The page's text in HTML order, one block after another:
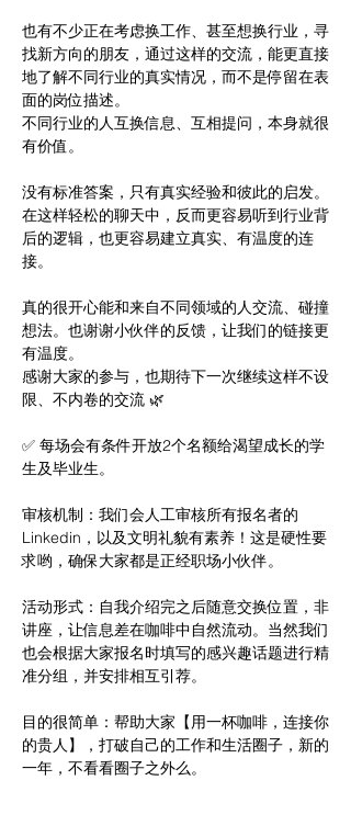
也有不少正在考虑换工作、甚至想换行业，寻
找新方向的朋友，通过这样的交流，能更直接
地了解不同行业的真实情况，而不是停留在表
面的岗位描述。
不同行业的人互换信息、互相提问，本身就很
有价值。
没有标准答案，只有真实经验和彼此的启发。
在这样轻松的聊天中，反而更容易听到行业背
后的逻辑，也更容易建立真实、有温度的连
接。
真的很开心能和来自不同领域的人交流、碰撞
想法。也谢谢小伙伴的反馈，让我们的链接更
有温度。
感谢大家的参与，也期待下一次继续这样不设
限、不内卷的交流 🌿
✅ 每场会有条件开放2个名额给渴望成长的学
生及毕业生。
审核机制：我们会人工审核所有报名者的
Linkedin，以及文明礼貌有素养！这是硬性要
求哟，确保大家都是正经职场小伙伴。
活动形式：自我介绍完之后随意交换位置，非
讲座，让信息差在咖啡中自然流动。当然我们
也会根据大家报名时填写的感兴趣话题进行精
准分组，并安排相互引荐。
目的很简单：帮助大家【用一杯咖啡，连接你
的贵人】，打破自己的工作和生活圈子，新的
一年，不看看圈子之外么。